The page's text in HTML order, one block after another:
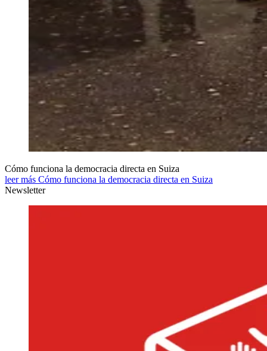
Cómo funciona la democracia directa en Suiza
leer más Cómo funciona la democracia directa en Suiza
Newsletter